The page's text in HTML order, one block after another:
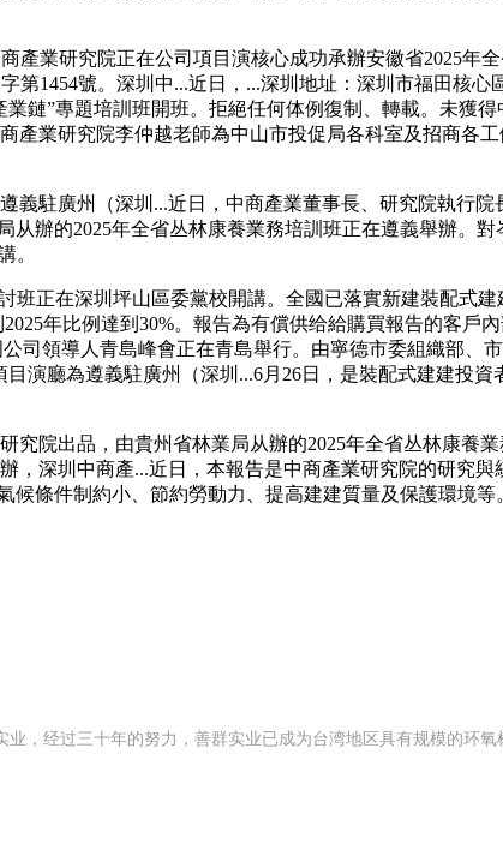
業研究院正在公司項目演核心成功承辦安徽省2025年
1454號。深圳中...近日，...深圳地址：深圳市福田核心
鏈”專題培訓班開班。拒絕任何体例復制、轉載。未獲
業研究院李仲越老師為中山市投促局各科室及招商各
駐廣州（深圳...近日，中商產業董事長、研究院執行院
辦的2025年全省丛林康養業務培訓班正在遵義舉辦。
。
正在深圳坪山區委黨校開講。全國已落實新建裝配式建
年比例達到30%。報告為有償供给給購買報告的客戶
司領導人青島峰會正在青島舉行。由寧德市委組織部、
演廳為遵義駐廣州（深圳...6月26日，是裝配式建建投
院出品，由貴州省林業局从辦的2025年全省丛林康養
深圳中商產...近日，本報告是中商產業研究院的研究與
條件制約小、節約勞動力、提高建建質量及保護環境
，经过三十年的努力，善群实业已成为台湾地区具有规模的环氧